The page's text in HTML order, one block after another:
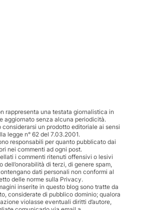
rappresenta una testata giornalistica in
aggiornato senza alcuna periodicità.
considerarsi un prodotto editoriale ai sensi
legge n° 62 del 7.03.2001.
responsabili per quanto pubblicato dai
nei commenti ad ogni post.
i commenti ritenuti offensivi o lesivi
dell’onorabilità di terzi, di genere spam,
dati personali non conformi al
delle norme sulla Privacy.
inserite in questo blog sono tratte da
considerate di pubblico dominio; qualora
violasse eventuali diritti d’autore,